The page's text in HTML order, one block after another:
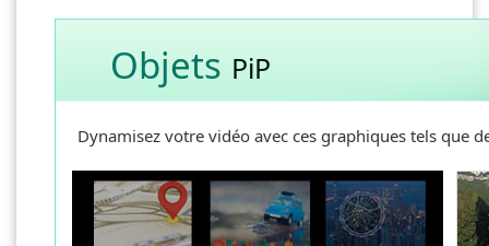
Objets PiP
Dynamisez votre vidéo avec ces graphiques tels que